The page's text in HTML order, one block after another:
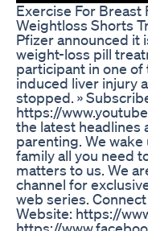
Exercise For Breast
Weightloss Shorts
Pfizer announced it
weight-loss pill
participant in one
induced liver injury
stopped. »
https://
the latest headlines
parenting. We
family all you need
matters to us. We
channel for
web series.
Website: https://
https://